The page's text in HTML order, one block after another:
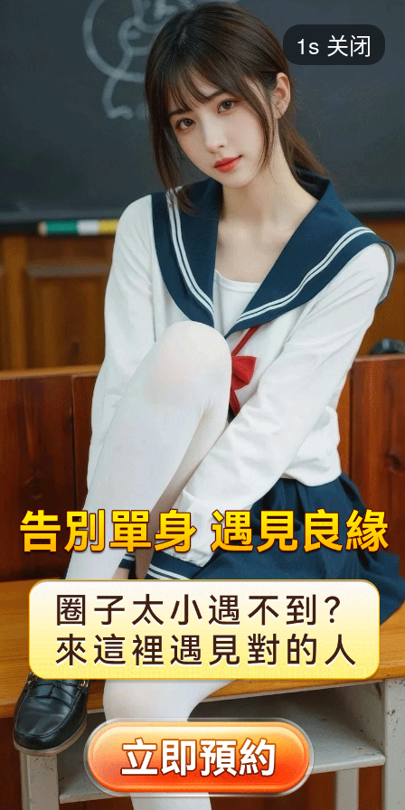
短剧
最热 添加 评分
都市 甜宠 逆袭 玄幻
2025 2024 2023 2022
全部 大陆 香港 台湾 美国 韩国 日本
1s 关闭